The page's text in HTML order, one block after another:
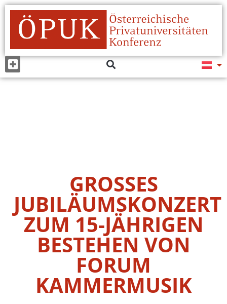
GROSSES
JUBILÄUMSKONZERT
ZUM 15-JÄHRIGEN
BESTEHEN VON
FORUM
KAMMERMUSIK